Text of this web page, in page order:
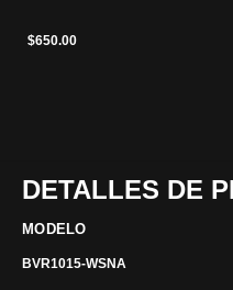
$650.00
DETALLES DE
MODELO
BVR1015-WSNA